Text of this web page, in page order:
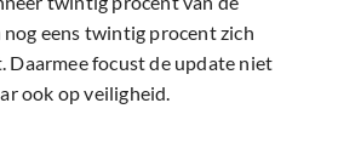
eens twintig procent zich
Daarmee focust de update niet
ook op veiligheid.